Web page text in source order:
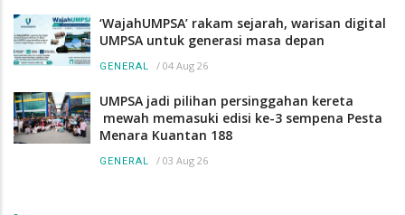
‘WajahUMPSA’ rakam sejarah, warisan digital
UMPSA untuk generasi masa depan
GENERAL / 04 Aug 26
UMPSA jadi pilihan persinggahan kereta
mewah memasuki edisi ke-3 sempena Pesta
Menara Kuantan 188
GENERAL / 03 Aug 26